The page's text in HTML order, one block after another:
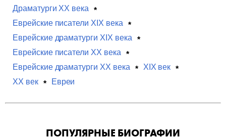
Драматурги XX века
Еврейские писатели XIX века
Еврейские драматурги XIX века
Еврейские писатели XX века
Еврейские драматурги XX века
XIX век
XX век
Евреи
ПОПУЛЯРНЫЕ БИОГРАФИИ